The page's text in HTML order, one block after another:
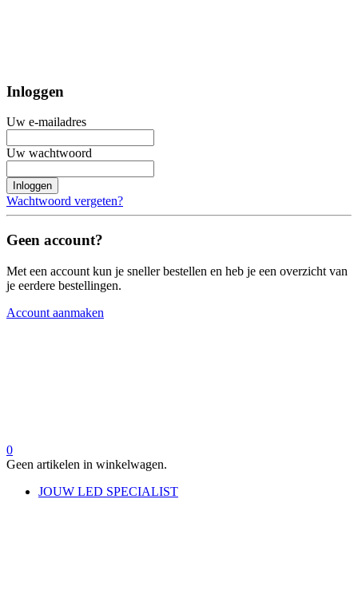
Inloggen
Uw e-mailadres
Uw wachtwoord
Inloggen
Wachtwoord vergeten?
Geen account?
Met een account kun je sneller bestellen en heb je een overzicht van
je eerdere bestellingen.
Account aanmaken
0
Geen artikelen in winkelwagen.
JOUW LED SPECIALIST